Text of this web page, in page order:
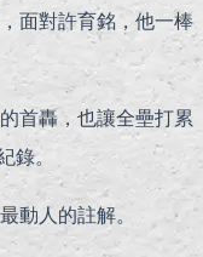
面對許育銘，他一棒
首轟，也讓全壘打累
。
動人的註解。